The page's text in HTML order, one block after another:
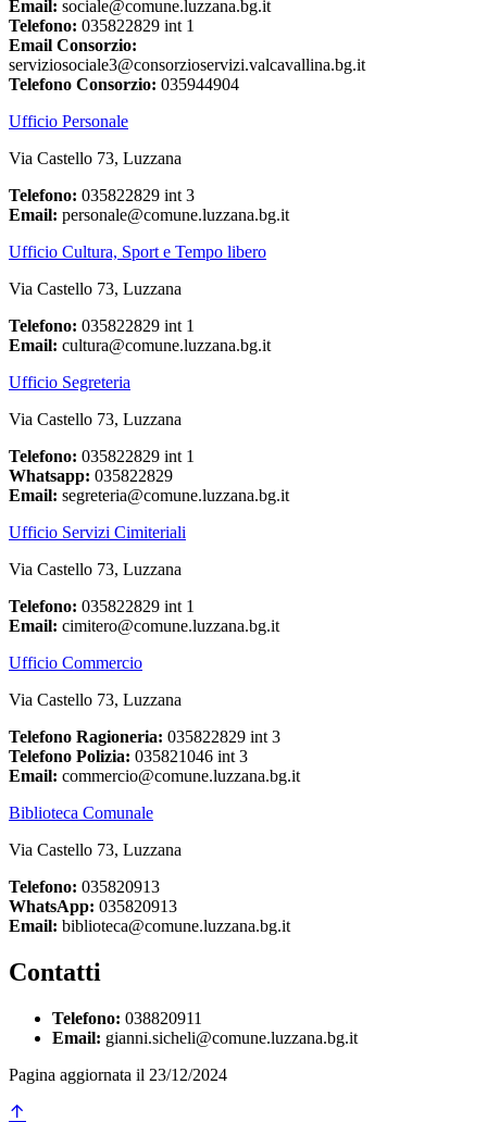
Email: sociale@comune.luzzana.bg.it
Telefono: 035822829 int 1
Email Consorzio:
serviziosociale3@consorzioservizi.valcavallina.bg.it
Telefono Consorzio: 035944904
Ufficio Personale
Via Castello 73, Luzzana
Telefono: 035822829 int 3
Email: personale@comune.luzzana.bg.it
Ufficio Cultura, Sport e Tempo libero
Via Castello 73, Luzzana
Telefono: 035822829 int 1
Email: cultura@comune.luzzana.bg.it
Ufficio Segreteria
Via Castello 73, Luzzana
Telefono: 035822829 int 1
Whatsapp: 035822829
Email: segreteria@comune.luzzana.bg.it
Ufficio Servizi Cimiteriali
Via Castello 73, Luzzana
Telefono: 035822829 int 1
Email: cimitero@comune.luzzana.bg.it
Ufficio Commercio
Via Castello 73, Luzzana
Telefono Ragioneria: 035822829 int 3
Telefono Polizia: 035821046 int 3
Email: commercio@comune.luzzana.bg.it
Biblioteca Comunale
Via Castello 73, Luzzana
Telefono: 035820913
WhatsApp: 035820913
Email: biblioteca@comune.luzzana.bg.it
Contatti
Telefono: 038820911
Email: gianni.sicheli@comune.luzzana.bg.it
Pagina aggiornata il 23/12/2024